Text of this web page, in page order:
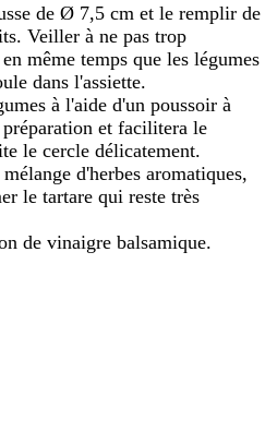
de Ø 7,5 cm et le remplir de
Veiller à ne pas trop
même temps que les légumes
dans l'assiette.
à l'aide d'un poussoir à
et facilitera le
le cercle délicatement.
d'herbes aromatiques,
le tartare qui reste très
de vinaigre balsamique.